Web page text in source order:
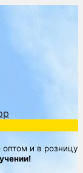
и в розницу